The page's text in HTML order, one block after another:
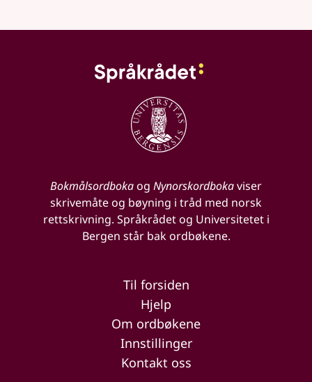
Bokmålsordbokaog Nynorskordbokaviser
skrivemåte og bøyning i tråd med norsk
rettskrivning. Språkrådet og Universitetet i
Bergen står bak ordbøkene.
Til forsiden
Hjelp
Om ordbøkene
Innstillinger
Kontakt oss